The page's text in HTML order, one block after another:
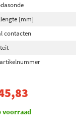
[mm]
contacten
voorraad